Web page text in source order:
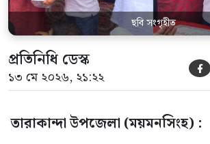
ছবি সংগৃহীত
প্রতিনিধি ডেস্ক
১৩ মে ২০২৬, ২১:২২ 
তারাকান্দা উপজেলা (ময়মনসিংহ) :